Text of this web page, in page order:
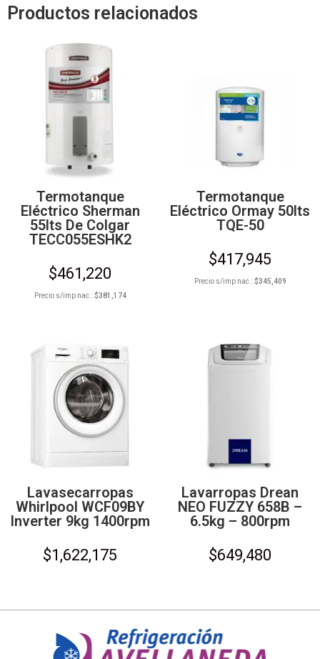
Productos relacionados
Termotanque
Eléctrico Sherman
55lts De Colgar
TECC055ESHK2
$461,220
Precio s/imp nac.:$381,174
Termotanque
Eléctrico Ormay 50lts
TQE-50
$417,945
Precio s/imp nac.:$345,409
Lavasecarropas
Whirlpool WCF09BY
Inverter 9kg 1400rpm
$1,622,175
Lavarropas Drean
NEO FUZZY 658B –
6.5kg – 800rpm
$649,480